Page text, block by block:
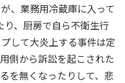
、業務用冷蔵庫に入って
、厨房で自ら不衛生行
して大炎上する事件は定
側から訴訟を起こされた
を無くなったりして、悲